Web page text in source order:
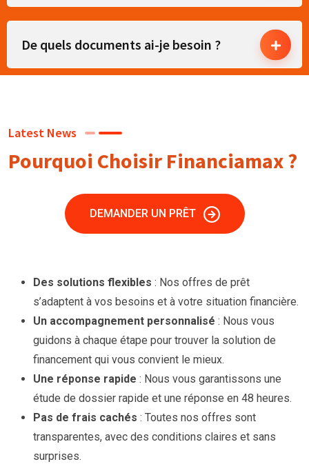
De quels documents ai-je besoin ?
Latest News
Pourquoi Choisir Financiamax ?
DEMANDER UN PRÊT
Des solutions flexibles : Nos offres de prêt
s’adaptent à vos besoins et à votre situation financière.
Un accompagnement personnalisé : Nous vous
guidons à chaque étape pour trouver la solution de
financement qui vous convient le mieux.
Une réponse rapide : Nous vous garantissons une
étude de dossier rapide et une réponse en 48 heures.
Pas de frais cachés : Toutes nos offres sont
transparentes, avec des conditions claires et sans
surprises.